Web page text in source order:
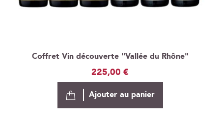
Coffret Vin découverte "Vallée du Rhône"
225,00 €
Ajouter au panier